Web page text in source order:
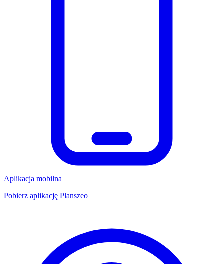
Aplikacja mobilna
Pobierz aplikację Planszeo